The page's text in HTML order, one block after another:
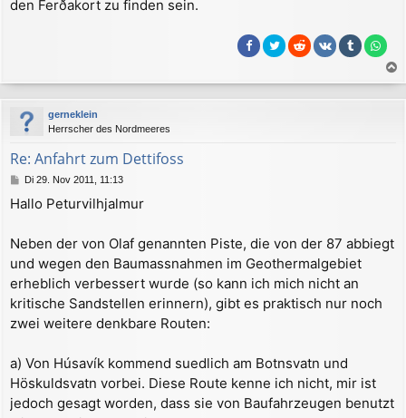
den Ferðakort zu finden sein.
a
c
gerneklein
Herrscher des Nordmeeres
Re: Anfahrt zum Dettifoss
B
i
a
g
Di 29. Nov 2011, 11:13
Hallo Peturvilhjalmur
Neben der von Olaf genannten Piste, die von der 87 abbiegt
und wegen den Baumassnahmen im Geothermalgebiet
erheblich verbessert wurde (so kann ich mich nicht an
kritische Sandstellen erinnern), gibt es praktisch nur noch
zwei weitere denkbare Routen:
a) Von Húsavík kommend suedlich am Botnsvatn und
Höskuldsvatn vorbei. Diese Route kenne ich nicht, mir ist
jedoch gesagt worden, dass sie von Baufahrzeugen benutzt